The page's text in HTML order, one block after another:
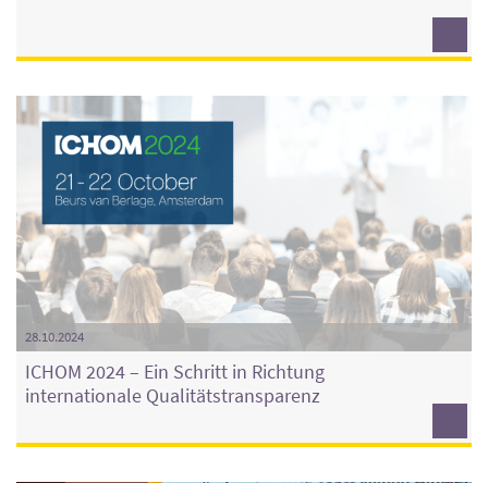
28.10.2024
ICHOM 2024 – Ein Schritt in Richtung
internationale Qualitätstransparenz